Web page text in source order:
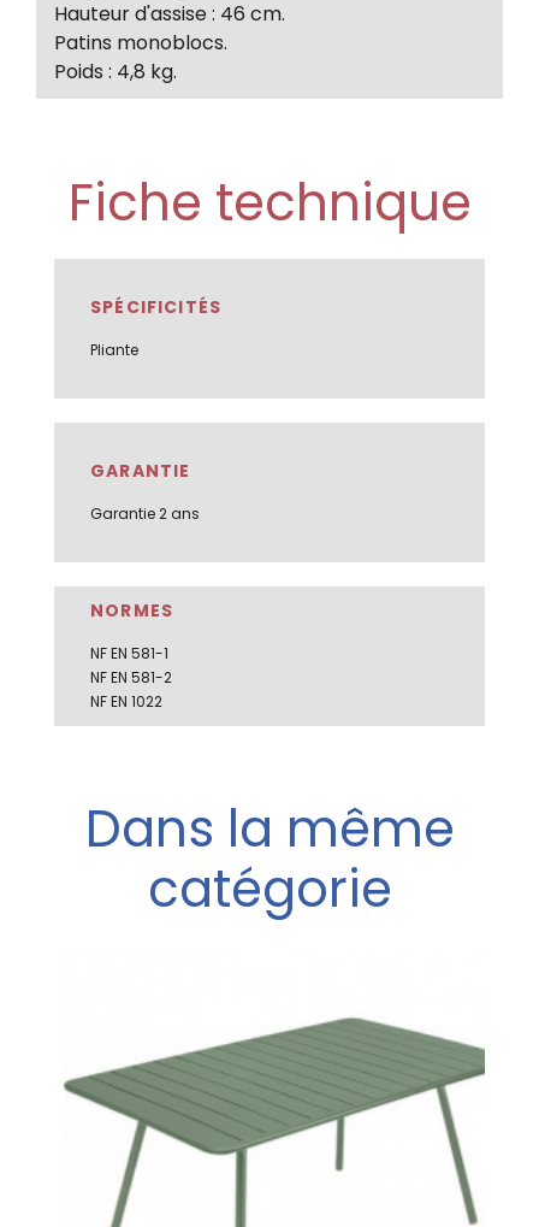
Hauteur d'assise : 46 cm.
Patins monoblocs.
Poids : 4,8 kg.
Fiche technique
SPÉCIFICITÉS
Pliante
GARANTIE
Garantie 2 ans
NORMES
NF EN 581-1
NF EN 581-2
NF EN 1022
Dans la même
catégorie